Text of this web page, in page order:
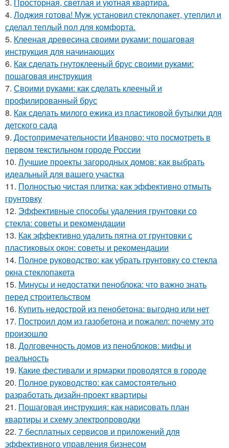
4. Лоджия готова! Муж установил стеклопакет, утеплил и
сделал теплый пол для комфорта.
5. Клееная древесина своими руками: пошаговая
инструкция для начинающих
6. Как сделать гнутоклееный брус своими руками:
пошаговая инструкция
7. Своими руками: как сделать клееный и
профилированный брус
8. Как сделать милого ежика из пластиковой бутылки для
детского сада
9. Достопримечательности Иваново: что посмотреть в
первом текстильном городе России
10. Лучшие проекты загородных домов: как выбрать
идеальный для вашего участка
11. Полностью чистая плитка: как эффективно отмыть
грунтовку
12. Эффективные способы удаления грунтовки со
стекла: советы и рекомендации
13. Как эффективно удалить пятна от грунтовки с
пластиковых окон: советы и рекомендации
14. Полное руководство: как убрать грунтовку со стекла
окна стеклопакета
15. Минусы и недостатки пеноблока: что важно знать
перед строительством
16. Купить недострой из пенобетона: выгодно или нет
17. Построил дом из газобетона и пожалел: почему это
произошло
18. Долговечность домов из пеноблоков: мифы и
реальность
19. Какие фестивали и ярмарки проводятся в городе
20. Полное руководство: как самостоятельно
разработать дизайн-проект квартиры
21. Пошаговая инструкция: как нарисовать план
квартиры и схему электропроводки
22. 7 бесплатных сервисов и приложений для
эффективного управления бизнесом